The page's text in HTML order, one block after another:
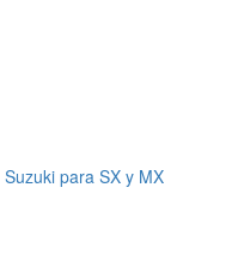
para SX y MX